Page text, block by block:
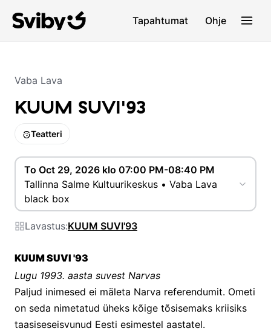
Tapahtumat Ohje
Vaba Lava
KUUM SUVI'93
Teatteri
To Oct 29, 2026 klo 07:00 PM-08:40 PM
Tallinna Salme Kultuurikeskus • Vaba Lava
black box
Lavastus:KUUM SUVI'93
KUUM SUVI '93
Lugu 1993. aasta suvest Narvas
Paljud inimesed ei mäleta Narva referendumit. Ometi
on seda nimetatud üheks kõige tõsisemaks kriisiks
taasiseseisvunud Eesti esimestel aastatel.